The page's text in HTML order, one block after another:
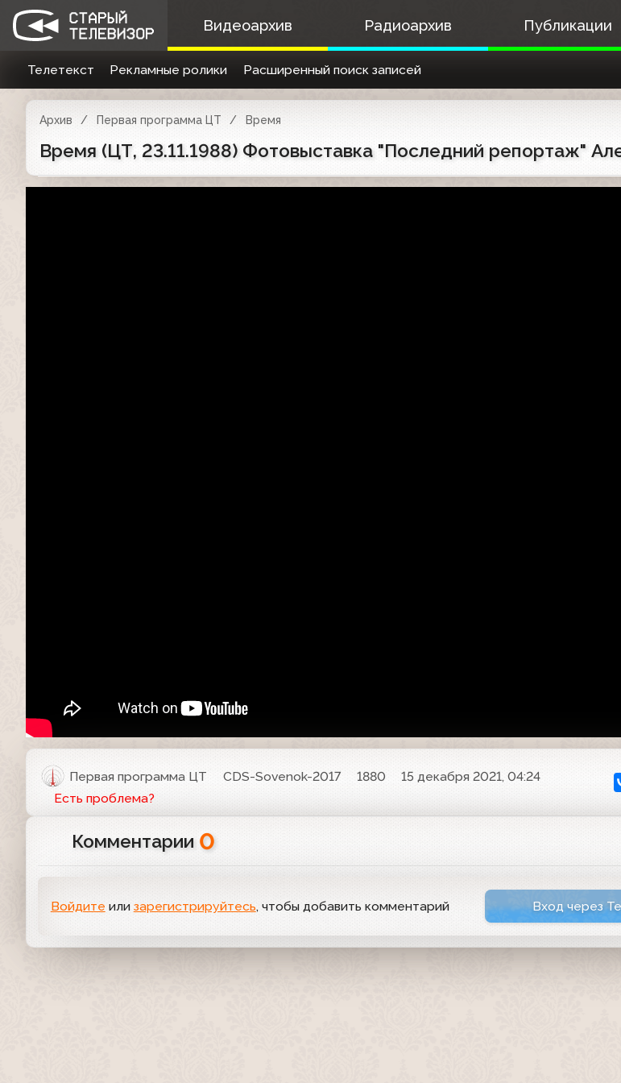
Видеоархив Радиоархив Публикации
Телетекст Рекламные ролики Расширенный поиск записей
Архив Первая программа ЦТ Время
Время (ЦТ, 23.11.1988) Фотовыставка "Последний репортаж"
Первая программа ЦТ CDS-Sovenok-2017 1880
15 декабря 2021, 04:24
Есть проблема?
Комментарии 0
Войдите или зарегистрируйтесь, чтобы добавить комментарий Вход через